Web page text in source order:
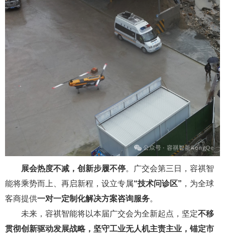
展会热度不减，创新步履不停。广交会第三日，容祺智
能将乘势而上、再启新程，设立专属“技术问诊区” ，为全球
客商提供一对一定制化解决方案咨询服务。
未来，容祺智能将以本届广交会为全新起点，坚定不移
贯彻创新驱动发展战略，坚守工业无人机主责主业，锚定市